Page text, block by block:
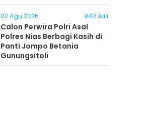
02 Agu 2026 940 kali
Calon Perwira Polri Asal
Polres Nias Berbagi Kasih di
Panti Jompo Betania
Gunungsitoli